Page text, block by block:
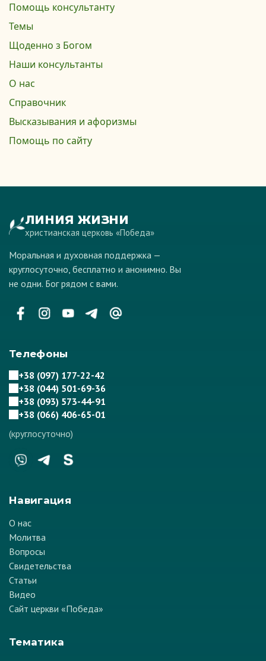
Помощь консультанту
Темы
Щоденно з Богом
Наши консультанты
О нас
Справочник
Высказывания и афоризмы
Помощь по сайту
ЛИНИЯ ЖИЗНИ
христианская церковь «Победа»
Моральная и духовная поддержка —
круглосуточно, бесплатно и анонимно. Вы
не одни. Бог рядом с вами.
Телефоны
+38 (097) 177-22-42
+38 (044) 501-69-36
+38 (093) 573-44-91
+38 (066) 406-65-01
(круглосуточно)
Навигация
О нас
Молитва
Вопросы
Свидетельства
Статьи
Видео
Сайт церкви «Победа»
Тематика